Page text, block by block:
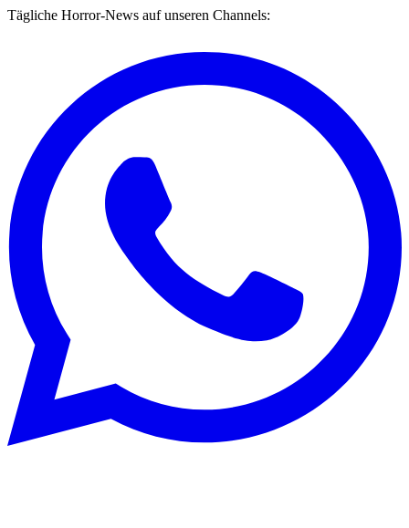
Tägliche Horror-News auf unseren Channels: